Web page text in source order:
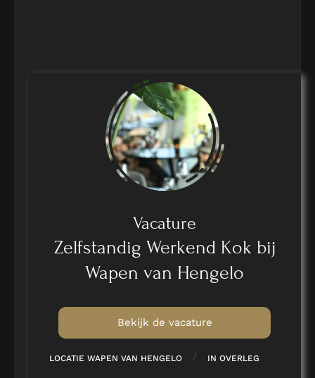
Vacature
Zelfstandig Werkend Kok bij
Wapen van Hengelo
Bekijk de vacature
LOCATIE WAPEN VAN HENGELO / IN OVERLEG